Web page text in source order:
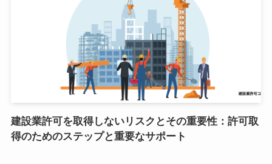
建設業許可を取得しないリスクとその重要性：許可取
得のためのステップと重要なサポート